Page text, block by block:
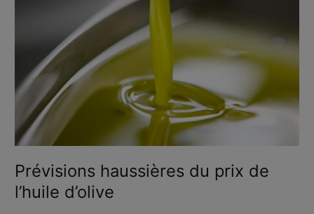
Prévisions haussières du prix de
l’huile d’olive